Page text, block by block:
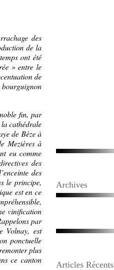
des
de la
ont été
» entre le
de
fin, par
cathédrale
de Bèze à
Mezières à
eu comme
des
des
le principe,
est en ce
vinification
par
Volnay, est
ponctuelle
plus
ce canton
Archives
Articles Récents